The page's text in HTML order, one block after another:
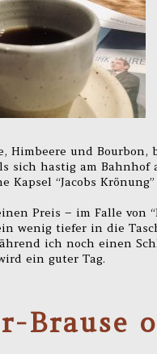
Himbeere und
sich hastig am Bahnhof
Kapsel “Jacobs
Preis – im Falle
wenig tiefer in die
ich noch einen
ein guter Tag.
Brause